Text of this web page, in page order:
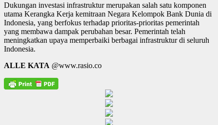
Dukungan investasi infrastruktur merupakan salah satu komponen
utama Kerangka Kerja kemitraan Negara Kelompok Bank Dunia di
Indonesia, yang berfokus terhadap prioritas-prioritas pemerintah
yang membawa dampak perubahan besar. Pemerintah telah
meningkatkan upaya memperbaiki berbagai infrastruktur di seluruh
Indonesia.
ALLE KATA @www.rasio.co